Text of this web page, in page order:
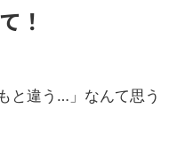
！
と違う…」なんて思う